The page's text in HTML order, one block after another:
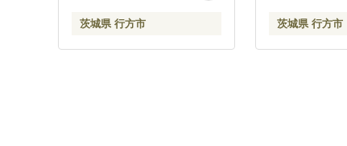
料無料(DT-45)
茨城県 行方市 茨城県 行方市